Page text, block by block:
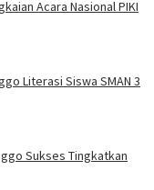
Acara Nasional PIKI
Literasi Siswa SMAN 3
Sukses Tingkatkan